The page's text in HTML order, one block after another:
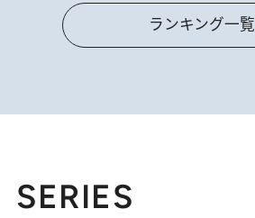
ランキング一覧
SERIES